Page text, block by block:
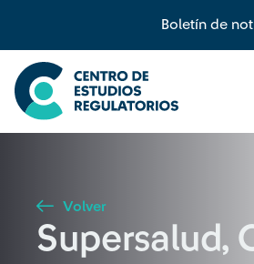
Boletín de
Búsqueda
Seleccione país
Buscar
Volver
Supersalud,